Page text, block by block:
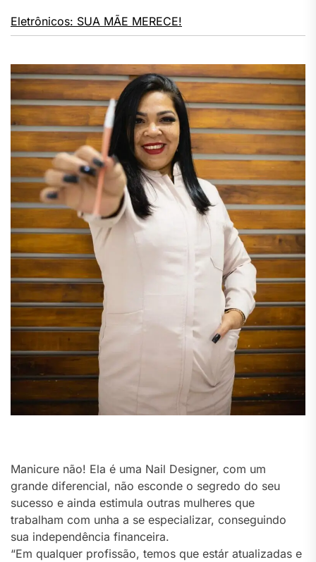
Eletrônicos: SUA MÃE MERECE!
Manicure não! Ela é uma Nail Designer, com um
grande diferencial, não esconde o segredo do seu
sucesso e ainda estimula outras mulheres que
trabalham com unha a se especializar, conseguindo
sua independência financeira.
“Em qualquer profissão, temos que estár atualizadas e